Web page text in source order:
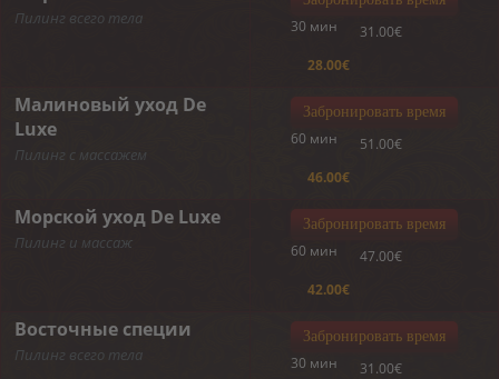
Пилинг всего тела 30 мин
31.00€
28.00€
Малиновый уход De
Luxe
Пилинг с массажем
Забронировать время
60 мин
51.00€
46.00€
Морской уход De Luxe
Пилинг и массаж
Забронировать время
60 мин
47.00€
42.00€
Восточные специи
Пилинг всего тела
Забронировать время
30 мин
31.00€